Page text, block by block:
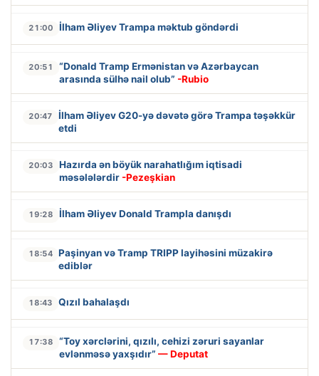
21:00 İlham Əliyev Trampa məktub göndərdi
20:51
“Donald Tramp Ermənistan və Azərbaycan
arasında sülhə nail olub” -Rubio
20:47
İlham Əliyev G20-yə dəvətə görə Trampa təşəkkür
etdi
20:03
Hazırda ən böyük narahatlığım iqtisadi
məsələlərdir -Pezeşkian
19:28 İlham Əliyev Donald Trampla danışdı
18:54 Paşinyan və Tramp TRIPP layihəsini müzakirə
ediblər
18:43 Qızıl bahalaşdı
17:38
“Toy xərclərini, qızılı, cehizi zəruri sayanlar
evlənməsə yaxşıdır” — Deputat